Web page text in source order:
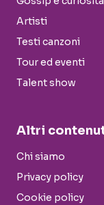
Artisti
Testi canzoni
Tour ed eventi
Talent show
Altri
Chi siamo
Privacy policy
Cookie policy